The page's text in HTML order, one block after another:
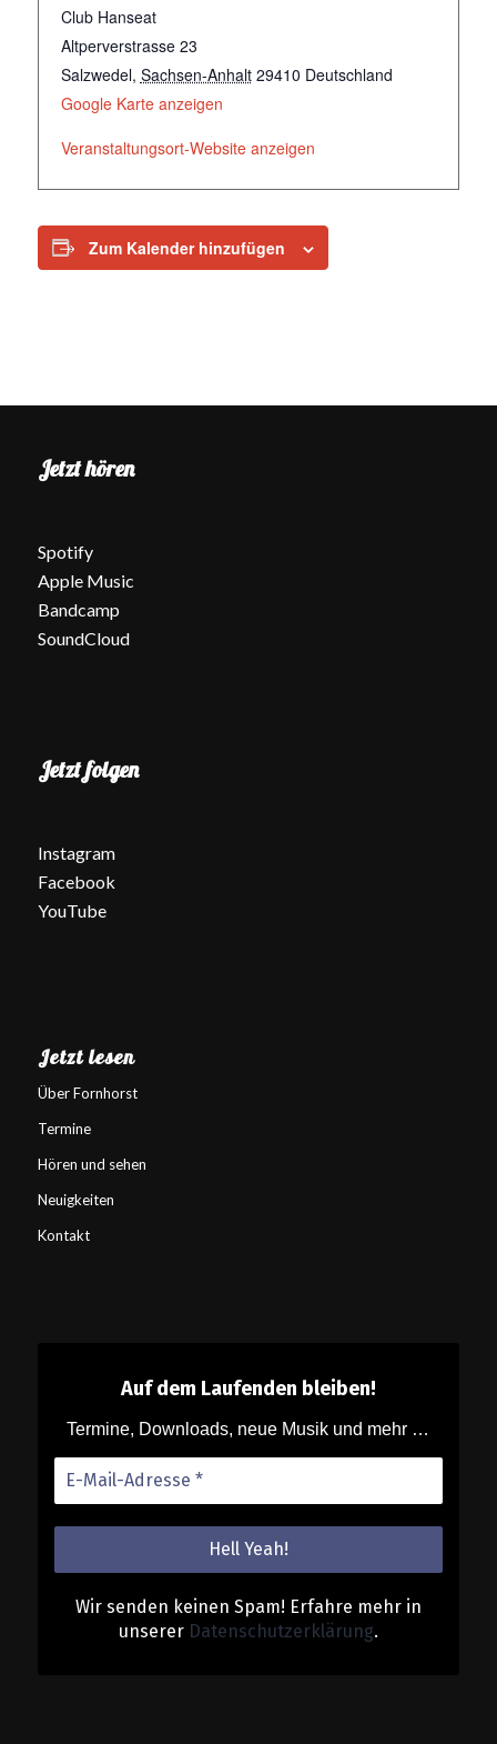
Club Hanseat
Altperverstrasse 23
Salzwedel, Sachsen-Anhalt 29410 Deutschland
Google Karte anzeigen
Veranstaltungsort-Website anzeigen
Zum Kalender hinzufügen
Jetzt hören
Spotify
Apple Music
Bandcamp
SoundCloud
Jetzt folgen
Instagram
Facebook
YouTube
Jetzt lesen
Über Fornhorst
Termine
Hören und sehen
Neuigkeiten
Kontakt
Auf dem Laufenden bleiben!
Termine, Downloads, neue Musik und mehr …
Wir senden keinen Spam! Erfahre mehr in
unserer Datenschutzerklärung.